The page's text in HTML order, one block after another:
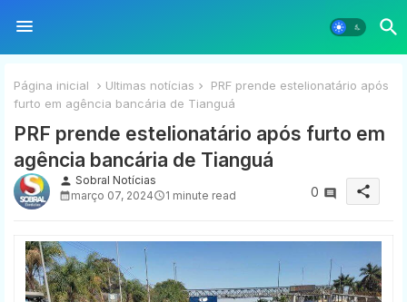
Página inicial Ultimas notícias
PRF prende estelionatário após
furto em agência bancária de Tianguá
PRF prende estelionatário após furto em
agência bancária de Tianguá
person Sobral Notícias
março 07, 2024
1 minute read 0 share